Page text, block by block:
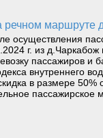
речном
осуществления
г. из д.Чаркабож
пассажиров и
внутреннего
в размере
пассажирское